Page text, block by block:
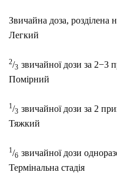
Звичайна доза, розділена
Легкий
2/3 звичайної дози за 2−3
Помірний
1/3 звичайної дози за 2
Тяжкий
1/6 звичайної дози
Термінальна стадія